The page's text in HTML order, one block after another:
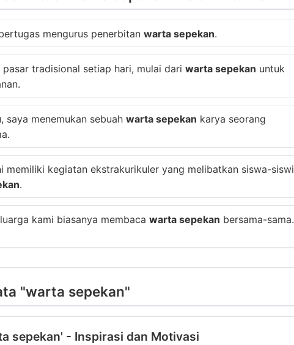
mengurus penerbitan warta sepekan.
tradisional setiap hari, mulai dari warta sepekan untuk
saya menemukan sebuah warta sepekan karya seorang
memiliki kegiatan ekstrakurikuler yang melibatkan siswa-siswi
.
kami biasanya membaca warta sepekan bersama-sama.
"warta sepekan"
sepekan' - Inspirasi dan Motivasi